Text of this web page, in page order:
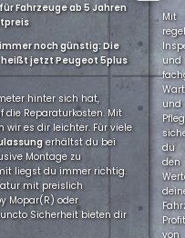
Fahrzeuge ab 5 Jahren
noch günstig: Die
jetzt Peugeot 5plus
hinter sich hat,
Reparaturkosten. Mit
wir es dir leichter. Für viele
erhältst du bei
Montage zu
liegst du immer richtig.
mit preislich
Mopar(R) oder
Sicherheit bieten dir
Mit
und
und
du
den
von